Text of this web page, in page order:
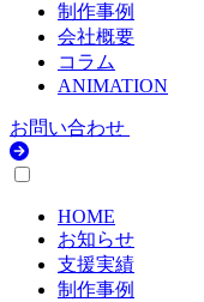
制作事例
会社概要
コラム
ANIMATION
お問い合わせ
HOME
お知らせ
支援実績
制作事例